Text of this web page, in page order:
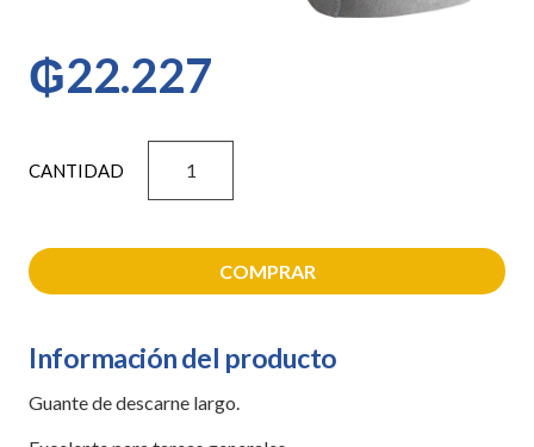
₲22.227
DESCARNE
cantidad
COMPRAR
Información del producto
Guante de descarne largo.